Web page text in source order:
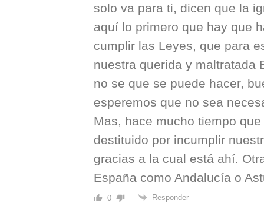
solo va para ti, dicen que la
aquí lo primero que hay que
cumplir las Leyes, que para
nuestra querida y maltratada
no se que se puede hacer,
esperemos que no sea
Mas, hace mucho tiempo
destituido por incumplir
gracias a la cual está ahí.
España como Andalucía o
0 Responder